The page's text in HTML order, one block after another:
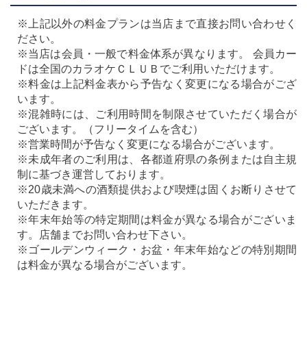
※上記以外の料金プランは当店まで直接お問い合わせく
ださい。
※当店は会員・一般で料金体系が異なります。 会員カー
ドは全国のカラオケＣＬＵＢでご利用いただけます。
※料金は上記料金表から予告なく変更になる場合がござ
います。
※混雑時には、ご利用時間を制限させていただく場合が
ございます。（フリータイムを含む）
※営業時間が予告なく変更になる場合がございます。
※未成年者のご利用は、各都道府県の条例または自主規
制に基づき運営しております。
※20歳未満への酒類提供および喫煙は固くお断りさせて
いただきます。
※年末年始等の特定期間は料金が異なる場合がございま
す。店舗までお問い合わせ下さい。
※ゴールデンウィーク・お盆・年末年始などの特別期間
は料金が異なる場合がございます。